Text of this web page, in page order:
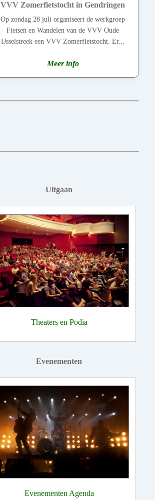
VVV Zomerfietstocht in Gendringen
Op zondag 28 juli organiseert de werkgroep
Fietsen en Wandelen van de VVV Oude
IJsselstreek een VVV Zomerfietstocht. Er...
Meer info
Uitgaan
Theaters en Podia
Evenementen
Evenementen Agenda